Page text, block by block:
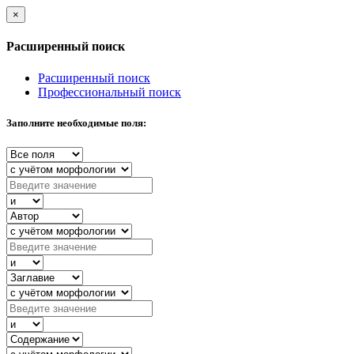
×
Расширенный поиск
Расширенный поиск
Профессиональный поиск
Заполните необходимые поля: